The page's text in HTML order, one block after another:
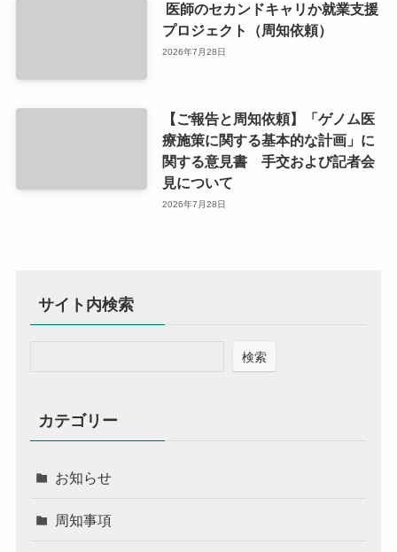
医師のセカンドキャリか就業支援
プロジェクト（周知依頼）
2026年7月28日
【ご報告と周知依頼】「ゲノム医
療施策に関する基本的な計画」に
関する意見書 手交および記者会
見について
2026年7月28日
サイト内検索
検索
カテゴリー
お知らせ
周知事項